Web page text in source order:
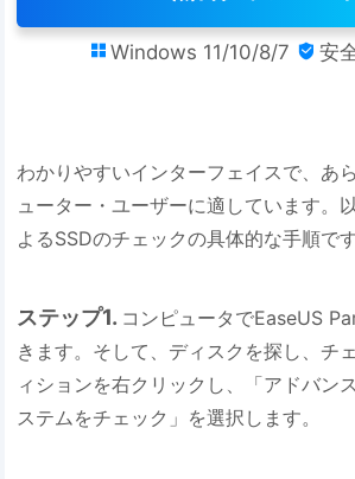
 Windows 11/10/8/7  安
わかりやすいインターフェイスで、あ
ューター・ユーザーに適しています。
よるSSDのチェックの具体的な手順です
ステップ1. コンピュータでEaseUS
きます。そして、ディスクを探し、チ
ィションを右クリックし、「アドバン
ステムをチェック」を選択します。